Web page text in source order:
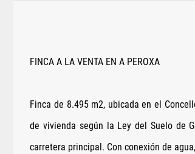
FINCA A LA VENTA EN A PEROXA
Finca de 8.495 m2, ubicada en el
de vivienda según la Ley del Suelo de
carretera principal. Con conexión de